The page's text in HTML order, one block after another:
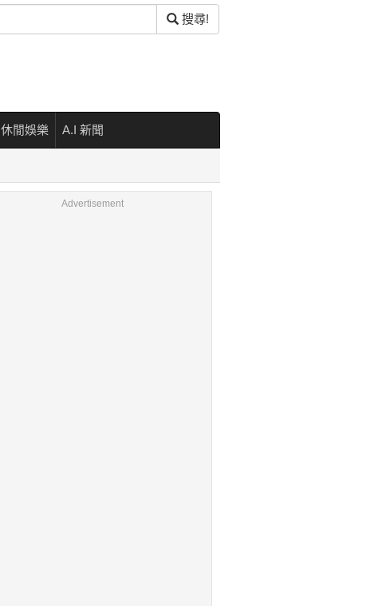
搜尋!
休閒娛樂 A.I 新聞
Advertisement